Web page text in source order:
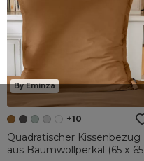
By Eminza
+10
Quadratischer Kissenbezug
aus Baumwollperkal (65 x 65